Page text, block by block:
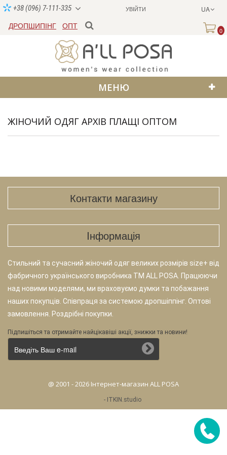
УВІЙТИ UA
+38 (096) 7-111-335
ДРОПШИПІНГ ОПТ
0
МЕНЮ
ЖІНОЧИЙ ОДЯГ АРХІВ ПЛАЩІ ОПТОМ
Контакти магазину
Iнформація
Стильний та сучасний жіночий одяг великих розмірів size+ від
фабричного українського виробника TM ALL POSA. Працюючи
над новими моделями, ми враховуємо думки та побажання
наших покупців. Співпраця за системою дропшіппінг. Оптові
замовлення. Роздрібні покупки.
Підпишіться та отримайте найцікавіші акції, знижки та новини!
@ 2001 - 2026 Інтернет-магазин ALL POSA
- ITKIN.studio